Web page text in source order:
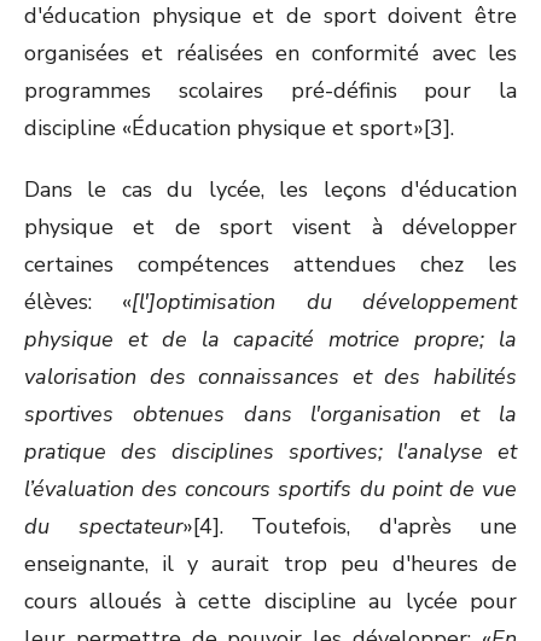
d'éducation physique et de sport doivent être
organisées et réalisées en conformité avec les
programmes scolaires pré-définis pour la
discipline «Éducation physique et sport»[3].
Dans le cas du lycée, les leçons d'éducation
physique et de sport visent à développer
certaines compétences attendues chez les
élèves: «[l']optimisation du développement
physique et de la capacité motrice propre; la
valorisation des connaissances et des habilités
sportives obtenues dans l'organisation et la
pratique des disciplines sportives; l'analyse et
l’évaluation des concours sportifs du point de vue
du spectateur»[4]. Toutefois, d'après une
enseignante, il y aurait trop peu d'heures de
cours alloués à cette discipline au lycée pour